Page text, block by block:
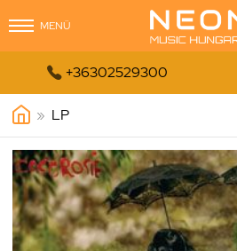
MENÜ
 +36302529300
» LP